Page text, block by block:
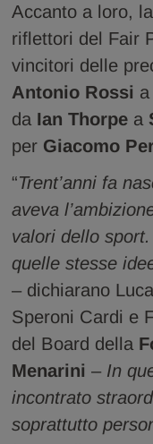
Accanto a loro,
riflettori del Fair
vincitori delle
Antonio Rossi a
da Ian Thorpea
per Giacomo
“Trent’anni fa
aveva
valori dello
quelle stesse
– dichiarano
Speroni Cardi e
del Board della
Menarini – In
incontrato
soprattutto